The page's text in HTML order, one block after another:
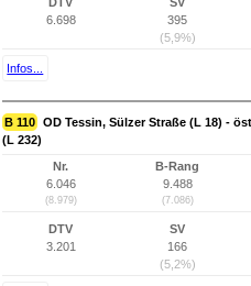
6.698
395
(5,9%)
Infos...
B 110 OD Tessin, Sülzer Straße (L 18) -
(L 232)
Nr.
6.046
(8.979)
B-Rang
9.488
(7.086)
DTV
3.201
SV
166
(5,2%)